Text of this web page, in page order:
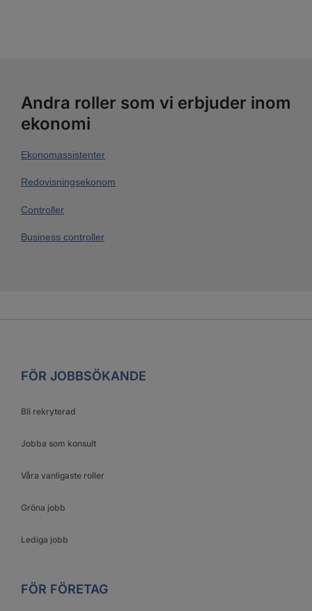
Andra roller som vi erbjuder inom
ekonomi
Ekonomassistenter
Redovisningsekonom
Controller
Business controller
FÖR JOBBSÖKANDE
Bli rekryterad
Jobba som konsult
Våra vanligaste roller
Gröna jobb
Lediga jobb
FÖR FÖRETAG